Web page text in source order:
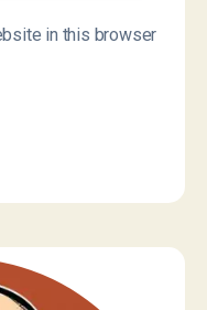
in this browser